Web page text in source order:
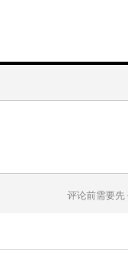
评论前需要先